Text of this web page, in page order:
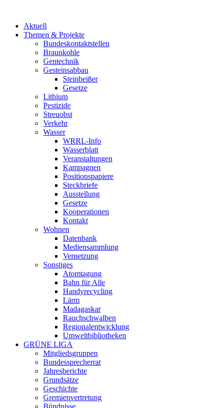
Aktuell
Themen & Projekte
Bundeskontaktstellen
Braunkohle
Gentechnik
Gesteinsabbau
Steinbeißer
Gesetze
Lithium
Pestizide
Streuobst
Verkehr
Wasser
WRRL-Info
Wasserblatt
Veranstaltungen
Kampagnen
Positionspapiere
Steckbriefe
Ausstellung
Gesetze
Kooperationen
Kontakt
Wohnen
Datenbank
Mediensammlung
Vernetzung
Sonstiges
Atomtagung
Bahn für Alle
Handyrecycling
Lärm
Madagaskar
Rauchschwalben
Regionalentwicklung
Umweltbibliotheken
GRÜNE LIGA
Mitgliedsgruppen
Bundessprecherrat
Jahresberichte
Grundsätze
Geschichte
Gremienvertretung
Bündnisse